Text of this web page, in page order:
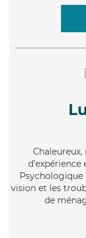
Chaleureux,
d'expérience
Psychologique
vision et les
de